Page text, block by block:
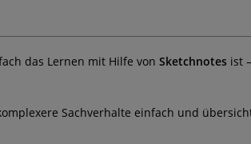
das Lernen mit Hilfe von Sketchnotes ist
Sachverhalte einfach und